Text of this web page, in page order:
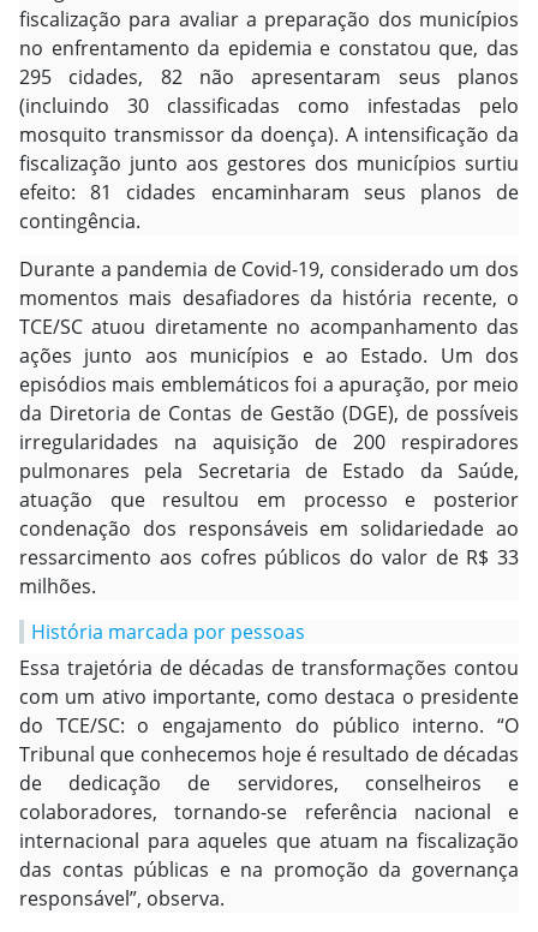
fiscalização para avaliar a preparação dos municípios
no enfrentamento da epidemia e constatou que, das
295 cidades, 82 não apresentaram seus planos
(incluindo 30 classificadas como infestadas pelo
mosquito transmissor da doença). A intensificação da
fiscalização junto aos gestores dos municípios surtiu
efeito: 81 cidades encaminharam seus planos de
contingência.
Durante a pandemia de Covid-19, considerado um dos
momentos mais desafiadores da história recente, o
TCE/SC atuou diretamente no acompanhamento das
ações junto aos municípios e ao Estado. Um dos
episódios mais emblemáticos foi a apuração, por meio
da Diretoria de Contas de Gestão (DGE), de possíveis
irregularidades na aquisição de 200 respiradores
pulmonares pela Secretaria de Estado da Saúde,
atuação que resultou em processo e posterior
condenação dos responsáveis em solidariedade ao
ressarcimento aos cofres públicos do valor de R$ 33
milhões.
História marcada por pessoas
Essa trajetória de décadas de transformações contou
com um ativo importante, como destaca o presidente
do TCE/SC: o engajamento do público interno. “O
Tribunal que conhecemos hoje é resultado de décadas
de dedicação de servidores, conselheiros e
colaboradores, tornando-se referência nacional e
internacional para aqueles que atuam na fiscalização
das contas públicas e na promoção da governança
responsável”, observa.